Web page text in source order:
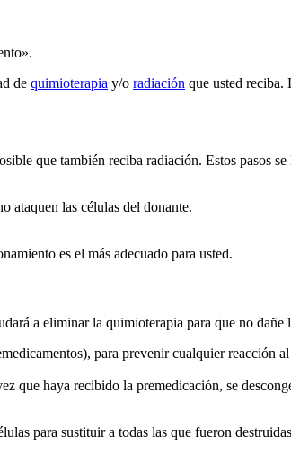
de quimioterapia y/o radiación que usted reciba.
que también reciba radiación. Estos pasos
ataquen las células del donante.
es el más adecuado para usted.
a eliminar la quimioterapia para que no
para prevenir cualquier reacción
que haya recibido la premedicación, se
para sustituir a todas las que fueron